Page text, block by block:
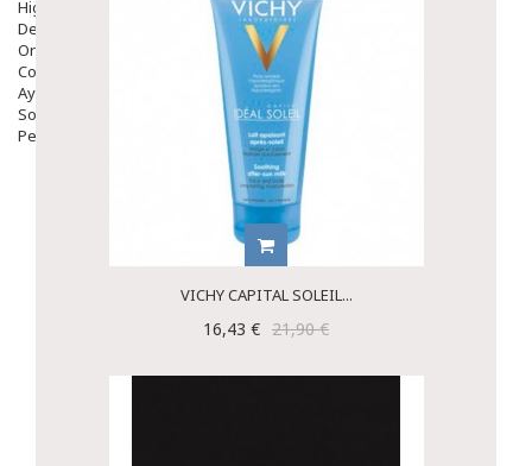
Higiene
Dentales
Ortopedia
Complementos Nutricionales.
Ayudas
Solares
Pedido express
VICHY CAPITAL SOLEIL...
16,43 € 21,90 €